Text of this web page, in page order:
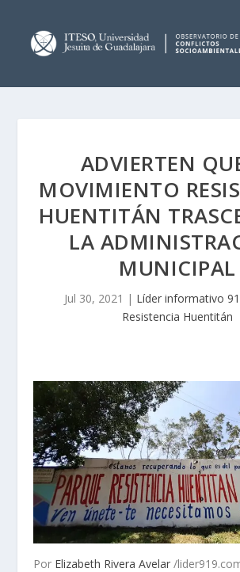
ADVIERTEN
MOVIMIENTO
HUENTITÁN
LA
MUNICIPAL
Jul 30, 2021 | Líder informativo
Resistencia Huentitán
Por Elizabeth Rivera Avelar /